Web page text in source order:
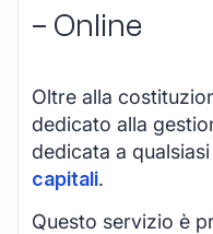
– Online
Oltre alla
dedicato alla
dedicata a qualsiasi
capitali.
Questo servizio è